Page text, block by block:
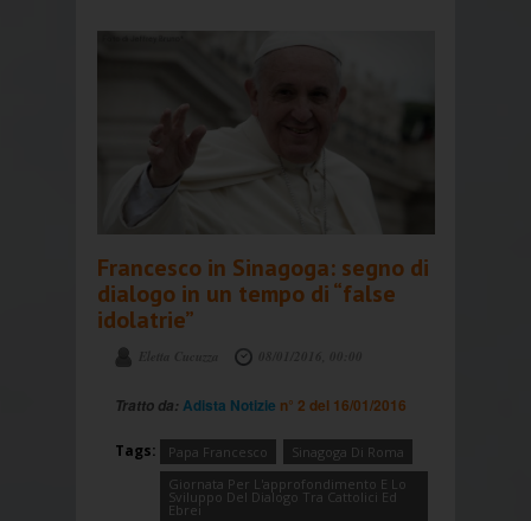
Francesco in Sinagoga: segno di
dialogo in un tempo di “false
idolatrie”
Tratto da: Adista Notizie n° 2 del 16/01/2016
Tags: Papa Francesco
Sinagoga Di Roma
Giornata Per L'approfondimento E Lo
Sviluppo Del Dialogo Tra Cattolici Ed
Ebrei